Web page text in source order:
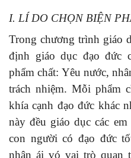
I. LÍ DO CHỌN BIỆN
Trong chương trình giáo
định giáo dục đạo đức
phẩm chất: Yêu nước,
trách nhiệm. Mỗi phẩm
khía cạnh đạo đức khác
này đều giáo dục các
con người có đạo đức
nhân ái vó vai trò quan